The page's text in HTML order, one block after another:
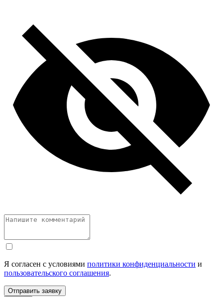
Я согласен с условиями политики конфиденциальности и
пользовательского соглашения.
Отправить заявку